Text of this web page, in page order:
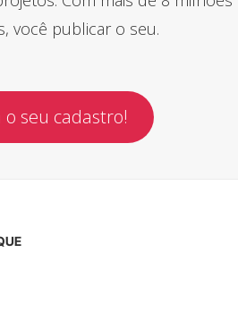
você publicar o seu.
o seu cadastro!